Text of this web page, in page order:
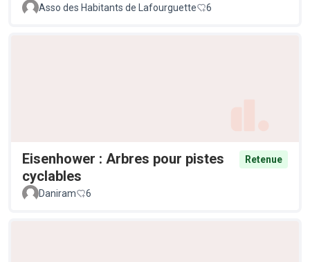
Asso des Habitants de Lafourguette 6
Eisenhower : Arbres pour pistes
cyclables
Retenue
Daniram 6